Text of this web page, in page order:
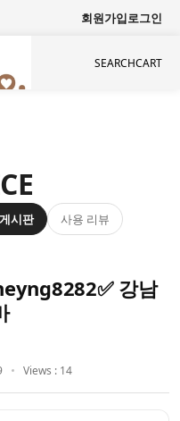
회원가입로그인
SEARCHCART
시판 사용 리뷰
강남
Views : 14